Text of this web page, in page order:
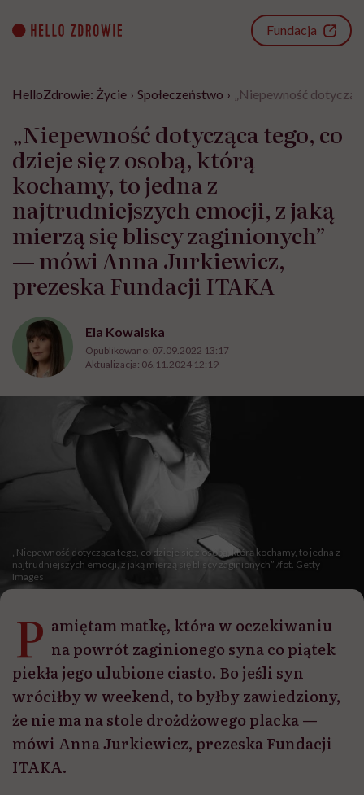
content
Fundacja
HelloZdrowie: Życie › Społeczeństwo › „Niepewność
„Niepewność dotycząca tego, co
dzieje się z osobą, którą
kochamy, to jedna z
najtrudniejszych emocji, z jaką
mierzą się bliscy zaginionych”
— mówi Anna Jurkiewicz,
prezeska Fundacji ITAKA
Ela Kowalska
Opublikowano: 07.09.2022 13:17
Aktualizacja: 06.11.2024 12:19
„Niepewność dotycząca tego, co dzieje się z osobą, którą kochamy, to jedna z
najtrudniejszych emocji, z jaką mierzą się bliscy zaginionych” /fot. Getty
Images
P amiętam matkę, która w oczekiwaniu
na powrót zaginionego syna co piątek
piekła jego ulubione ciasto. Bo jeśli syn
wróciłby w weekend, to byłby zawiedziony,
że nie ma na stole drożdżowego placka —
mówi Anna Jurkiewicz, prezeska Fundacji
ITAKA.